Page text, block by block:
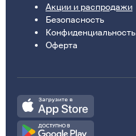
Акции и распродажи
Безопасность
Конфиденциальность
Оферта